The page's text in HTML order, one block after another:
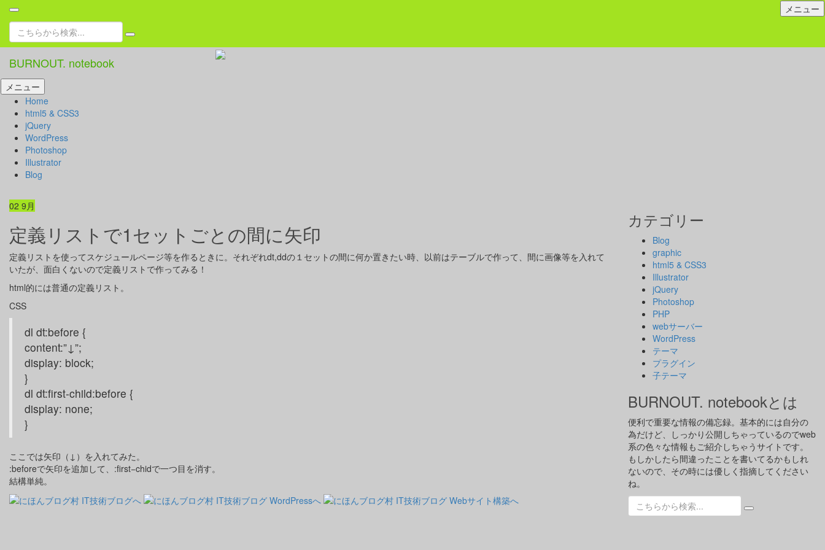
メニュー
検
索:
BURNOUT. notebook
メニュー コ
ン
テ
ン
ツ
へ
ス
Home
html5 & CSS3
jQuery
WordPress
Photoshop
Illustrator
Blog
02 9月
定義リストで1セットごとの間に矢印
定義リストを使ってスケジュールページ等を作るときに。それぞれdt,ddの１セットの間に何か置きたい時、以前はテーブルで作って、間に画像等を入れて
いたが、面白くないので定義リストで作ってみる！
html的には普通の定義リスト。
CSS
dl dt:before {
content:”↓”;
display: block;
}
dl dt:first-child:before {
display: none;
}
ここでは矢印（↓）を入れてみた。
:beforeで矢印を追加して、:first−chidで一つ目を消す。
結構単純。
カテゴリー
Blog
graphic
html5 & CSS3
Illustrator
jQuery
Photoshop
PHP
webサーバー
WordPress
テーマ
プラグイン
子テーマ
BURNOUT. notebookとは
便利で重要な情報の備忘録。基本的には自分の
為だけど、しっかり公開しちゃっているのでweb
系の色々な情報もご紹介しちゃうサイトです。
もしかしたら間違ったことを書いてるかもしれ
ないので、その時には優しく指摘してください
ね。
検
索: